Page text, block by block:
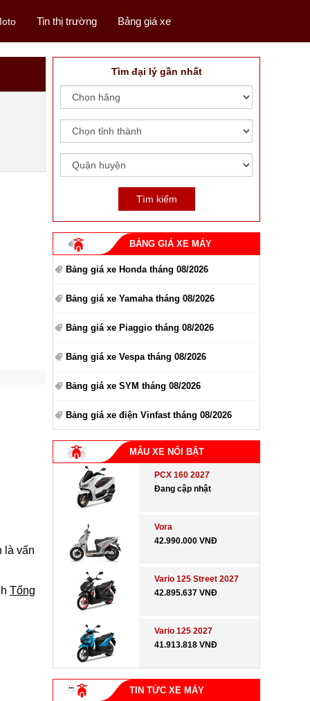
Tin thị trường Bảng giá xe
là vấn
Tổng
Tìm đại lý gần nhất
BẢNG GIÁ XE MÁY
Bảng giá xe Honda tháng 08/2026
Bảng giá xe Yamaha tháng 08/2026
Bảng giá xe Piaggio tháng 08/2026
Bảng giá xe Vespa tháng 08/2026
Bảng giá xe SYM tháng 08/2026
Bảng giá xe điện Vinfast tháng 08/2026
MẪU XE NỔI BẬT
PCX 160 2027
Đang cập nhật
Vora
42.990.000 VNĐ
Vario 125 Street 2027
42.895.637 VNĐ
Vario 125 2027
41.913.818 VNĐ
TIN TỨC XE MÁY